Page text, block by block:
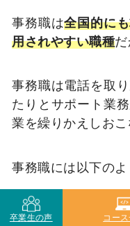
事務職は全国的に
用されやすい職種だ
事務職は電話を取
たりとサポート業
業を繰りかえしおこ
事務職には以下のよ
卒業生の声 コー